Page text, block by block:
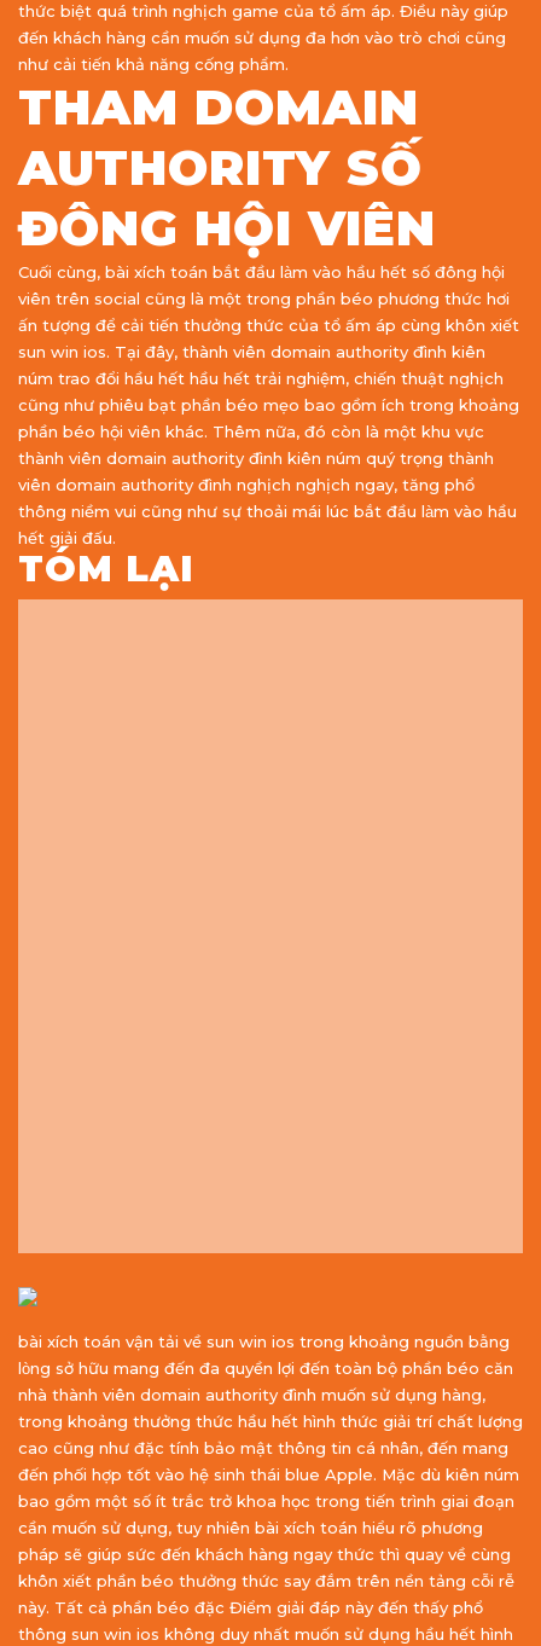
thức biệt quá trình nghịch game của tổ ấm áp. Điều này giúp
đến khách hàng cần muốn sử dụng đa hơn vào trò chơi cũng
như cải tiến khả năng cống phẩm.
THAM DOMAIN
AUTHORITY SỐ
ĐÔNG HỘI VIÊN
Cuối cùng, bài xích toán bắt đầu làm vào hầu hết số đông hội
viên trên social cũng là một trong phần béo phương thức hơi
ấn tượng để cải tiến thưởng thức của tổ ấm áp cùng khôn xiết
sun win ios. Tại đây, thành viên domain authority đình kiên
núm trao đổi hầu hết hầu hết trải nghiệm, chiến thuật nghịch
cũng như phiêu bạt phần béo mẹo bao gồm ích trong khoảng
phần béo hội viên khác. Thêm nữa, đó còn là một khu vực
thành viên domain authority đình kiên núm quý trọng thành
viên domain authority đình nghịch nghịch ngay, tăng phổ
thông niềm vui cũng như sự thoải mái lúc bắt đầu làm vào hầu
hết giải đấu.
TÓM LẠI
bài xích toán vận tải về sun win ios trong khoảng nguồn bằng
lòng sở hữu mang đến đa quyền lợi đến toàn bộ phần béo căn
nhà thành viên domain authority đình muốn sử dụng hàng,
trong khoảng thưởng thức hầu hết hình thức giải trí chất lượng
cao cũng như đặc tính bảo mật thông tin cá nhân, đến mang
đến phối hợp tốt vào hệ sinh thái blue Apple. Mặc dù kiên núm
bao gồm một số ít trắc trở khoa học trong tiến trình giai đoạn
cần muốn sử dụng, tuy nhiên bài xích toán hiểu rõ phương
pháp sẽ giúp sức đến khách hàng ngay thức thì quay về cùng
khôn xiết phần béo thưởng thức say đắm trên nền tảng cỗi rễ
này. Tất cả phần béo đặc Điểm giải đáp này đến thấy phổ
thông sun win ios không duy nhất muốn sử dụng hầu hết hình